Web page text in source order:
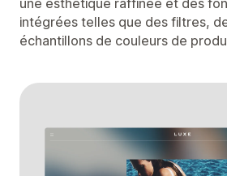
intégrées telles que des filtres,
échantillons de couleurs de